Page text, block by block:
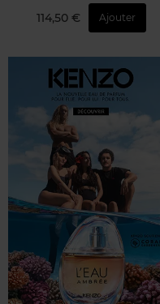
114,50 € Ajouter